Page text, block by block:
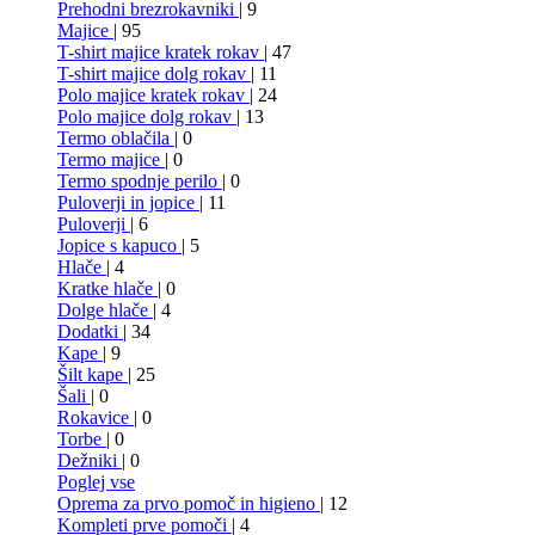
Prehodni brezrokavniki | 9
Majice | 95
T-shirt majice kratek rokav | 47
T-shirt majice dolg rokav | 11
Polo majice kratek rokav | 24
Polo majice dolg rokav | 13
Termo oblačila | 0
Termo majice | 0
Termo spodnje perilo | 0
Puloverji in jopice | 11
Puloverji | 6
Jopice s kapuco | 5
Hlače | 4
Kratke hlače | 0
Dolge hlače | 4
Dodatki | 34
Kape | 9
Šilt kape | 25
Šali | 0
Rokavice | 0
Torbe | 0
Dežniki | 0
Poglej vse
Oprema za prvo pomoč in higieno | 12
Kompleti prve pomoči | 4